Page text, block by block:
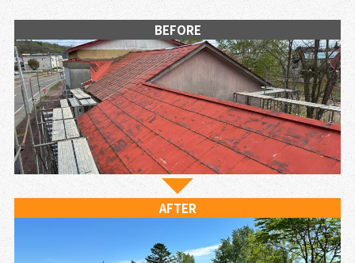
BEFORE
AFTER